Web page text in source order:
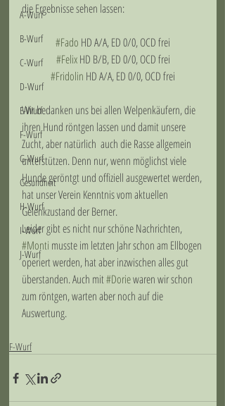
A-Wurf
B-Wurf
C-Wurf
D-Wurf
E-Wurf
F-Wurf
G-Wurf
Gesundheit
H-Wurf
I-Wurf
J-Wurf
die Ergebnisse sehen lassen:
#Fado HD A/A, ED 0/0, OCD frei
#Felix HD B/B, ED 0/0, OCD frei
#Fridolin HD A/A, ED 0/0, OCD frei
Wir bedanken uns bei allen Welpenkäufern, die
ihren Hund röntgen lassen und damit unsere
Zucht, aber natürlich  auch die Rasse allgemein
unterstützen. Denn nur, wenn möglichst viele
Hunde geröntgt und offiziell ausgewertet werden,
hat unser Verein Kenntnis vom aktuellen
Gelenkzustand der Berner.
Leider gibt es nicht nur schöne Nachrichten,
#Monti musste im letzten Jahr schon am Ellbogen
operiert werden, hat aber inzwischen alles gut
überstanden. Auch mit #Dorie waren wir schon
zum röntgen, warten aber noch auf die
Auswertung.
F-Wurf